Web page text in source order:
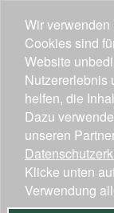
Wir
Cookies sind
Website
Nutzererlebnis
helfen, die
Dazu
unseren
Klicke unten
Verwendung